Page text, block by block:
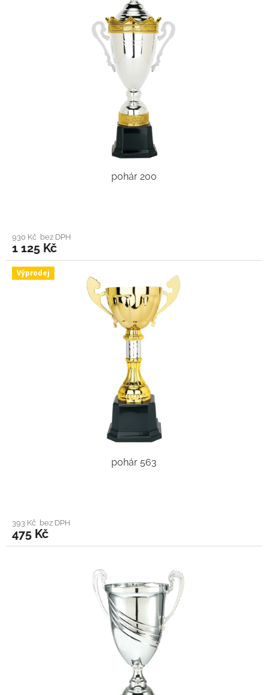
pohár 200
930 Kč bez DPH
1 125 Kč
Výprodej
pohár 563
393 Kč bez DPH
475 Kč